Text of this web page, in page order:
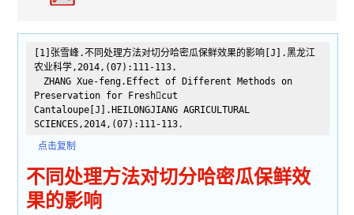
[1]张雪峰.不同处理方法对切分哈密瓜保鲜效果的影响[J].黑龙江
农业科学,2014,(07):111-113.
ZHANG Xue-feng.Effect of Different Methods on
Preservation for Freshcut
Cantaloupe[J].HEILONGJIANG AGRICULTURAL
SCIENCES,2014,(07):111-113.
点击复制
不同处理方法对切分哈密瓜保鲜效
果的影响